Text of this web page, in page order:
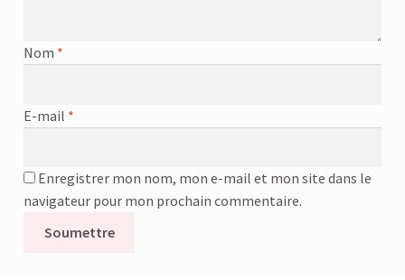
Nom *
E-mail *
Enregistrer mon nom, mon e-mail et mon site dans le
navigateur pour mon prochain commentaire.